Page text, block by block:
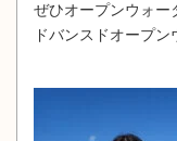
ぜひオープンウォー
ドバンスドオープン